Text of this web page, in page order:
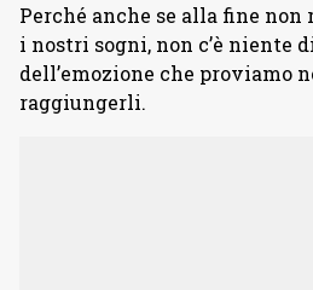
Perché anche se alla fine
i nostri sogni, non c’è niente
dell’emozione che proviamo
raggiungerli.